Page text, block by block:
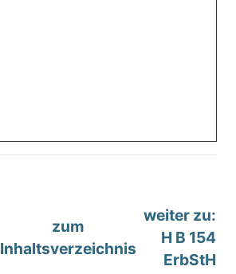
zum
Inhaltsverzeichnis
weiter zu:
H B 154
ErbStH